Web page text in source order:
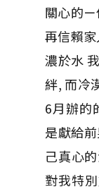
關心的
再信賴
濃於水
絆, 而冷
6月辦的
是獻給
己真心
對我特